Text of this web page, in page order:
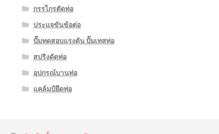
กรรไกรตัดท่อ
ประแจขันข้อต่อ
ปั๊มทดสอบแรงดัน ปั๊มเทสท่อ
สปริงดัดท่อ
อุปกรณ์บานท่อ
แคล้มป์ยึดท่อ